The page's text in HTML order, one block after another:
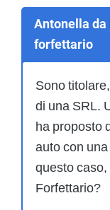
Antonella da
forfettario
Sono
di una SRL.
ha proposto
auto con
questo
Forfettario?